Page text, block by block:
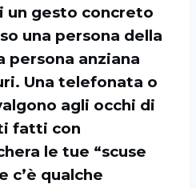
un gesto concreto
una persona della
persona anziana
Una telefonata o
agli occhi di
fatti con
le tue “scuse
c’è qualche